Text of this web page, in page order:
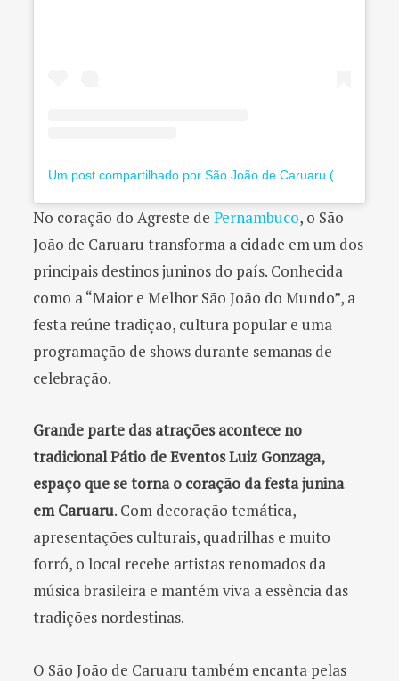
Um post compartilhado por São João de Caruaru (@saojoaocaruaru.oficial)
No coração do Agreste de Pernambuco, o São
João de Caruaru transforma a cidade em um dos
principais destinos juninos do país. Conhecida
como a “Maior e Melhor São João do Mundo”, a
festa reúne tradição, cultura popular e uma
programação de shows durante semanas de
celebração.
Grande parte das atrações acontece no
tradicional Pátio de Eventos Luiz Gonzaga,
espaço que se torna o coração da festa junina
em Caruaru. Com decoração temática,
apresentações culturais, quadrilhas e muito
forró, o local recebe artistas renomados da
música brasileira e mantém viva a essência das
tradições nordestinas.
O São João de Caruaru também encanta pelas